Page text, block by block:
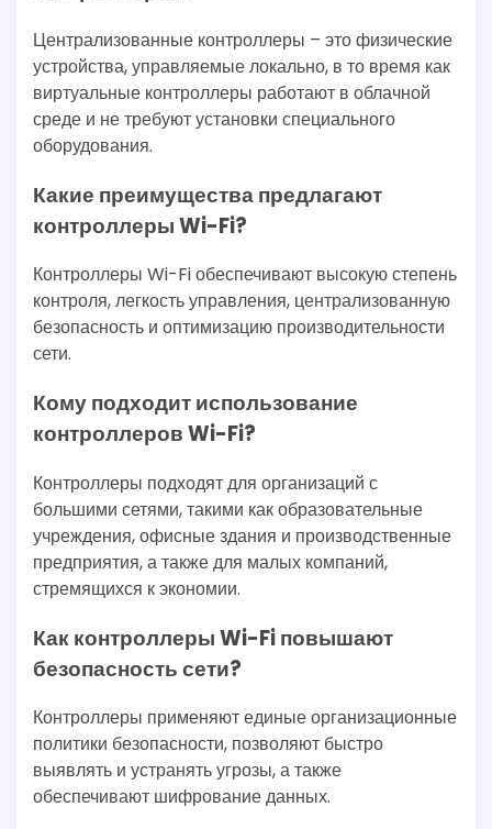
Централизованные контроллеры – это физические
устройства, управляемые локально, в то время как
виртуальные контроллеры работают в облачной
среде и не требуют установки специального
оборудования.
Какие преимущества предлагают
контроллеры Wi-Fi?
Контроллеры Wi-Fi обеспечивают высокую степень
контроля, легкость управления, централизованную
безопасность и оптимизацию производительности
сети.
Кому подходит использование
контроллеров Wi-Fi?
Контроллеры подходят для организаций с
большими сетями, такими как образовательные
учреждения, офисные здания и производственные
предприятия, а также для малых компаний,
стремящихся к экономии.
Как контроллеры Wi-Fi повышают
безопасность сети?
Контроллеры применяют единые организационные
политики безопасности, позволяют быстро
выявлять и устранять угрозы, а также
обеспечивают шифрование данных.